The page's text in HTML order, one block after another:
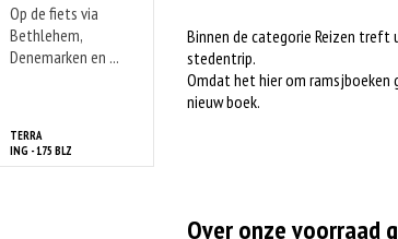
Op de fiets via
Bethlehem,
Denemarken en ...
TERRA
ING - 175 BLZ
Binnen de categorie Reizen
stedentrip.
Omdat het hier om ramsjboeken
nieuw boek.
Over onze voorraad